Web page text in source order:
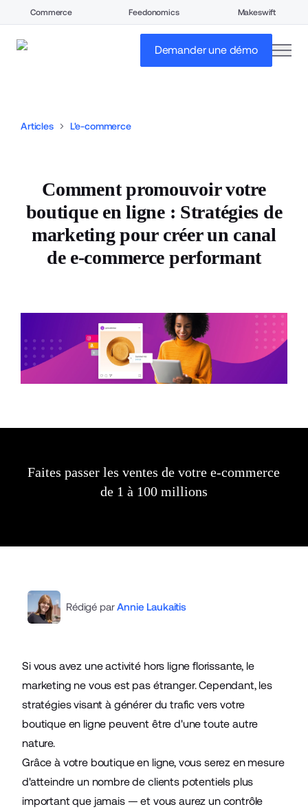
Commerce Feedonomics Makeswift
Demander une démo
Articles L'e-commerce
Comment promouvoir votre
boutique en ligne : Stratégies de
marketing pour créer un canal
de e-commerce performant
Faites passer les ventes de votre e-commerce
de 1 à 100 millions
Rédigé par Annie Laukaitis
Si vous avez une activité hors ligne florissante, le
marketing ne vous est pas étranger. Cependant, les
stratégies visant à générer du trafic vers votre
boutique en ligne peuvent être d'une toute autre
nature.
Grâce à votre boutique en ligne, vous serez en mesure
d'atteindre un nombre de clients potentiels plus
important que jamais — et vous aurez un contrôle